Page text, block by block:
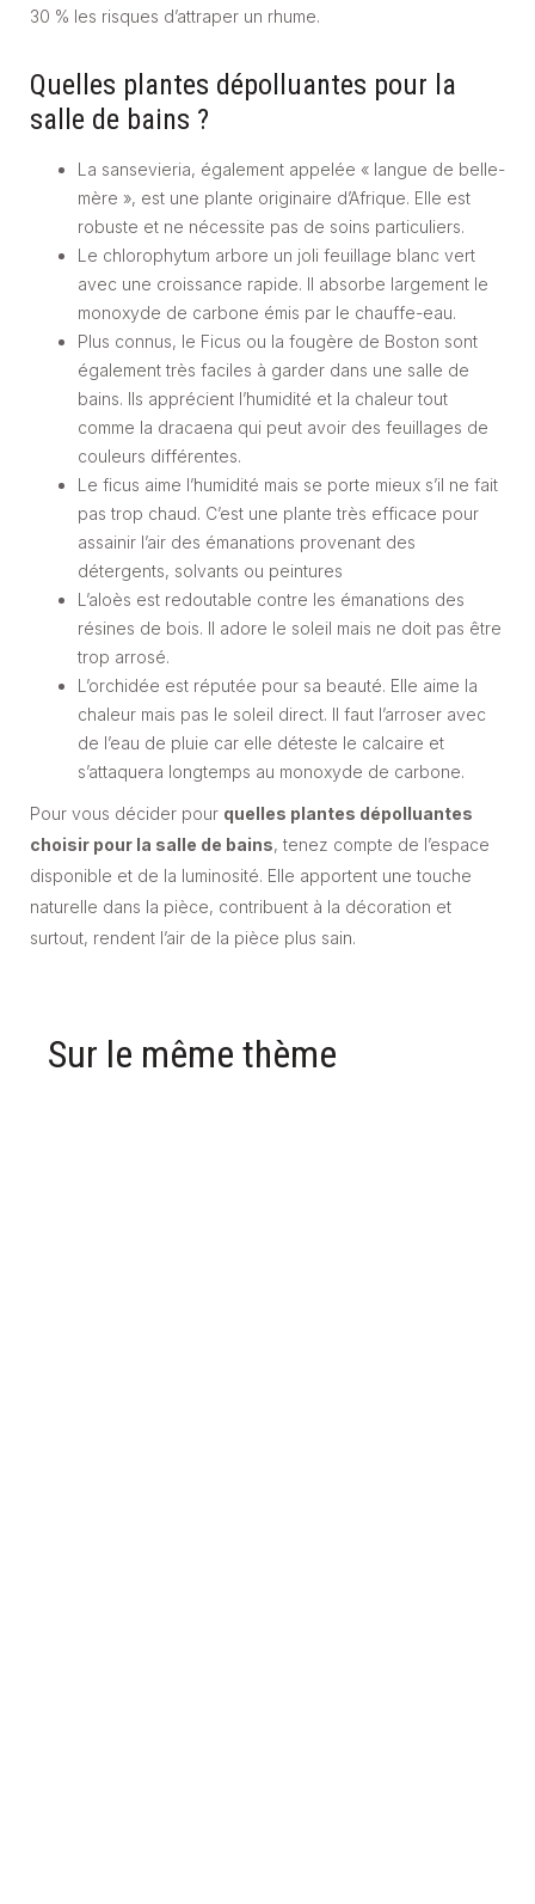
30 % les risques d’attraper un rhume.
Quelles plantes dépolluantes pour la
salle de bains ?
La sansevieria, également appelée « langue de belle-
mère », est une plante originaire d’Afrique. Elle est
robuste et ne nécessite pas de soins particuliers.
Le chlorophytum arbore un joli feuillage blanc vert
avec une croissance rapide. Il absorbe largement le
monoxyde de carbone émis par le chauffe-eau.
Plus connus, le Ficus ou la fougère de Boston sont
également très faciles à garder dans une salle de
bains. Ils apprécient l’humidité et la chaleur tout
comme la dracaena qui peut avoir des feuillages de
couleurs différentes.
Le ficus aime l’humidité mais se porte mieux s’il ne fait
pas trop chaud. C’est une plante très efficace pour
assainir l’air des émanations provenant des
détergents, solvants ou peintures
L’aloès est redoutable contre les émanations des
résines de bois. Il adore le soleil mais ne doit pas être
trop arrosé.
L’orchidée est réputée pour sa beauté. Elle aime la
chaleur mais pas le soleil direct. Il faut l’arroser avec
de l’eau de pluie car elle déteste le calcaire et
s’attaquera longtemps au monoxyde de carbone.
Pour vous décider pour quelles plantes dépolluantes
choisir pour la salle de bains, tenez compte de l’espace
disponible et de la luminosité. Elle apportent une touche
naturelle dans la pièce, contribuent à la décoration et
surtout, rendent l’air de la pièce plus sain.
Sur le même thème